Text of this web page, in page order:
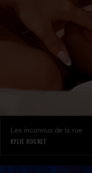
Les inconnus de la rue
KYLIE ROCKET